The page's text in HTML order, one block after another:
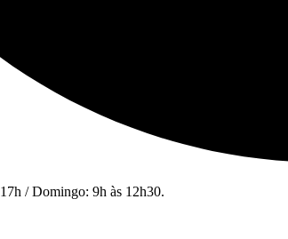
/ Domingo: 9h às 12h30.